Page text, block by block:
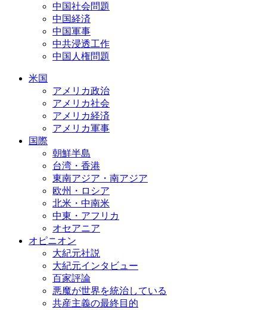
中国社会問題
中国経済
中国軍事
中共浸透工作
中国人権問題
米国
アメリカ政治
アメリカ社会
アメリカ経済
アメリカ軍事
国際
朝鮮半島
台湾・香港
東南アジア・南アジア
欧州・ロシア
北米・中南米
中東・アフリカ
オセアニア
オピニオン
大紀元社説
大紀元インタビュー
百家評論
悪魔が世界を統治している
共産主義の最終目的